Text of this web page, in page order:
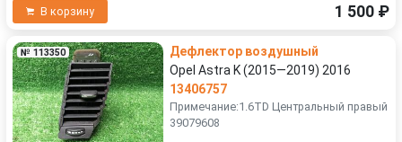
В корзину 1 500 ₽
№ 113350
Дефлектор воздушный
Opel Astra K (2015—2019) 2016
13406757
Примечание:1.6TD Центральный правый
39079608